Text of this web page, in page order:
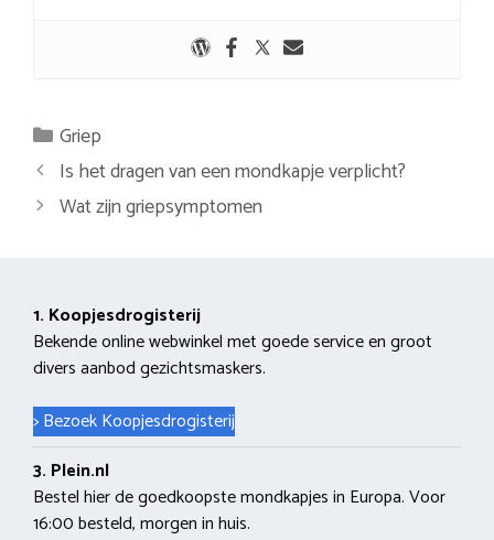
Categorieën
Griep
Berichtnavigatie
Is het dragen van een mondkapje verplicht?
Wat zijn griepsymptomen
1. Koopjesdrogisterij
Bekende online webwinkel met goede service en groot
divers aanbod gezichtsmaskers.
> Bezoek Koopjesdrogisterij
3. Plein.nl
Bestel hier de goedkoopste mondkapjes in Europa. Voor
16:00 besteld, morgen in huis.